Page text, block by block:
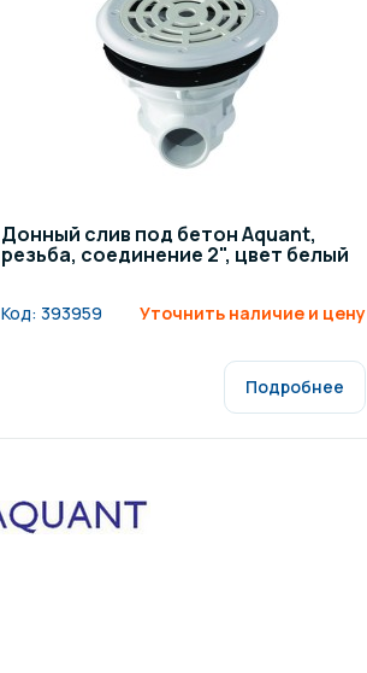
Освещение и подсветка для
бассейна
Отделочные материалы
Донный слив под бетон Aquant,
резьба, соединение 2", цвет белый
Код: 393959 Уточнить наличие и цену
Подробнее